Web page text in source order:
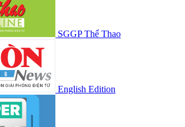
SGGP Thể Thao
English Edition